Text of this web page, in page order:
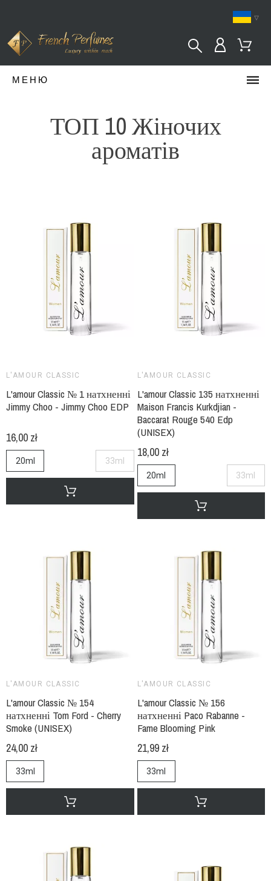
МЕНЮ
ТОП 10 Жіночих
ароматів
L'AMOUR CLASSIC
L'amour Classic № 1 натхненні
Jimmy Choo - Jimmy Choo EDP
16,00 zł
20ml 33ml
L'AMOUR CLASSIC
L'amour Classic 135 натхненні
Maison Francis Kurkdjian -
Baccarat Rouge 540 Edp
(UNISEX)
18,00 zł
20ml 33ml
L'AMOUR CLASSIC
L'amour Classic № 154
натхненні Tom Ford - Cherry
Smoke (UNISEX)
24,00 zł
33ml
L'AMOUR CLASSIC
L'amour Classic № 156
натхненні Paco Rabanne -
Fame Blooming Pink
21,99 zł
33ml
▿